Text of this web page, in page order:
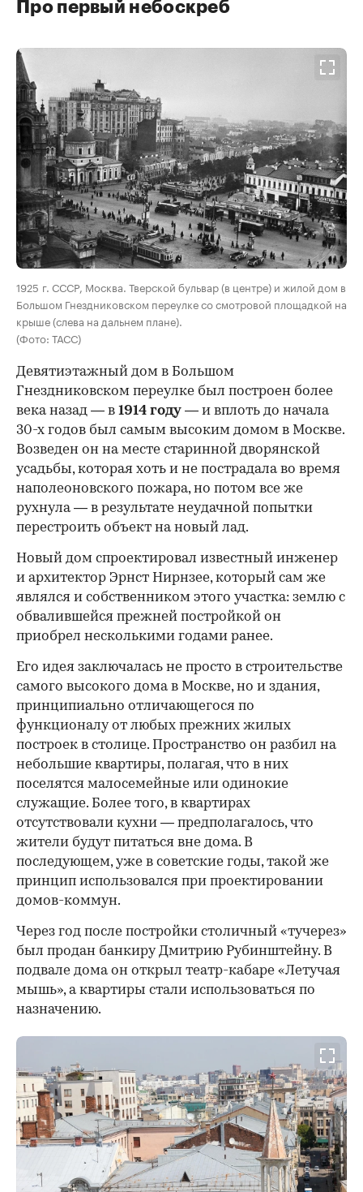
Про первый небоскреб
00:00 / 00:00
1925 г. СССР, Москва. Тверской бульвар (в центре) и жилой дом в
Большом Гнездниковском переулке со смотровой площадкой на
крыше (слева на дальнем плане).
(Фото: ТАСС)
Девятиэтажный дом в Большом
Гнездниковском переулке был построен более
века назад — в 1914 году — и вплоть до начала
30-х годов был самым высоким домом в Москве.
Возведен он на месте старинной дворянской
усадьбы, которая хоть и не пострадала во время
наполеоновского пожара, но потом все же
рухнула — в результате неудачной попытки
перестроить объект на новый лад.
Новый дом спроектировал известный инженер
и архитектор Эрнст Нирнзее, который сам же
являлся и собственником этого участка: землю с
обвалившейся прежней постройкой он
приобрел несколькими годами ранее.
Его идея заключалась не просто в строительстве
самого высокого дома в Москве, но и здания,
принципиально отличающегося по
функционалу от любых прежних жилых
построек в столице. Пространство он разбил на
небольшие квартиры, полагая, что в них
поселятся малосемейные или одинокие
служащие. Более того, в квартирах
отсутствовали кухни — предполагалось, что
жители будут питаться вне дома. В
последующем, уже в советские годы, такой же
принцип использовался при проектировании
домов-коммун.
Через год после постройки столичный «тучерез»
был продан банкиру Дмитрию Рубинштейну. В
подвале дома он открыл театр-кабаре «Летучая
мышь», а квартиры стали использоваться по
назначению.